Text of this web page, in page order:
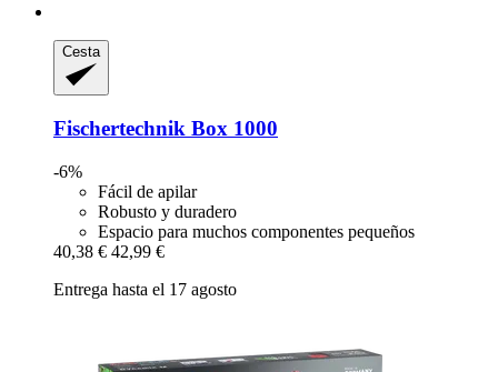
Cesta
Fischertechnik Box 1000
-6%
Fácil de apilar
Robusto y duradero
Espacio para muchos componentes pequeños
40,38 € 42,99 €
Entrega hasta el 17 agosto